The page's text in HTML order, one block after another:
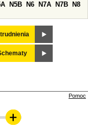
N5B N6 N7A N7B
N8
Pomoc